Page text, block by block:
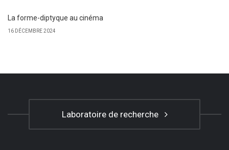
La forme-diptyque au cinéma
16 DÉCEMBRE 2024
Laboratoire de recherche